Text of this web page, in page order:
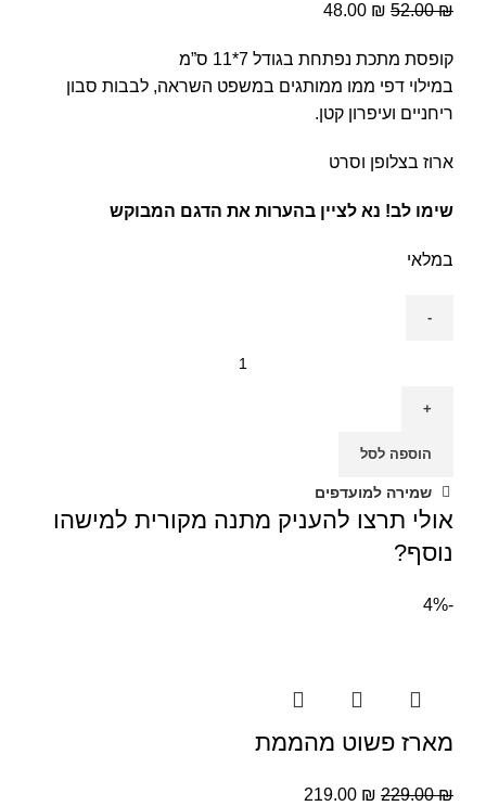
52.00₪
48.00 ₪
קופסת מתכת נפתחת בגודל 7*11 ס”מ
במילוי דפי ממו ממותגים במשפט השראה, לבבות סבון
ריחניים ועיפרון קטן.
ארוז בצלופן וסרט
שימו לב! נא לציין בהערות את הדגם המבוקש
במלאי
הוספה לסל
שמירה למועדפים
אולי תרצו להעניק מתנה מקורית למישהו
נוסף?
-4%
מארז פשוט מהממת
229.00₪
219.00 ₪